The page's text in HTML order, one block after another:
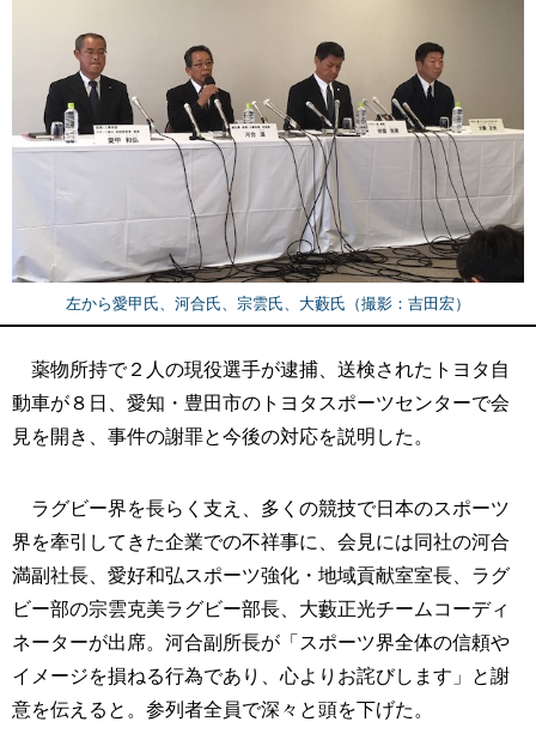
左から愛甲氏、河合氏、宗雲氏、大藪氏（撮影：吉田宏）
薬物所持で２人の現役選手が逮捕、送検されたトヨタ自
動車が８日、愛知・豊田市のトヨタスポーツセンターで会
見を開き、事件の謝罪と今後の対応を説明した。
ラグビー界を長らく支え、多くの競技で日本のスポーツ
界を牽引してきた企業での不祥事に、会見には同社の河合
満副社長、愛好和弘スポーツ強化・地域貢献室室長、ラグ
ビー部の宗雲克美ラグビー部長、大藪正光チームコーディ
ネーターが出席。河合副所長が「スポーツ界全体の信頼や
イメージを損ねる行為であり、心よりお詫びします」と謝
意を伝えると。参列者全員で深々と頭を下げた。